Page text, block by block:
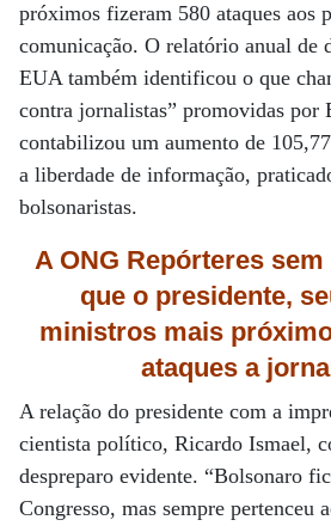
próximos fizeram 580 ataques aos
comunicação. O relatório anual de
EUA também identificou o que
contra jornalistas” promovidas por
contabilizou um aumento de
a liberdade de informação,
bolsonaristas.
A ONG Repórteres
que o presidente,
ministros mais
ataques a
A relação do presidente com a
cientista político, Ricardo Ismael,
despreparo evidente. “Bolsonaro
Congresso, mas sempre pertenceu